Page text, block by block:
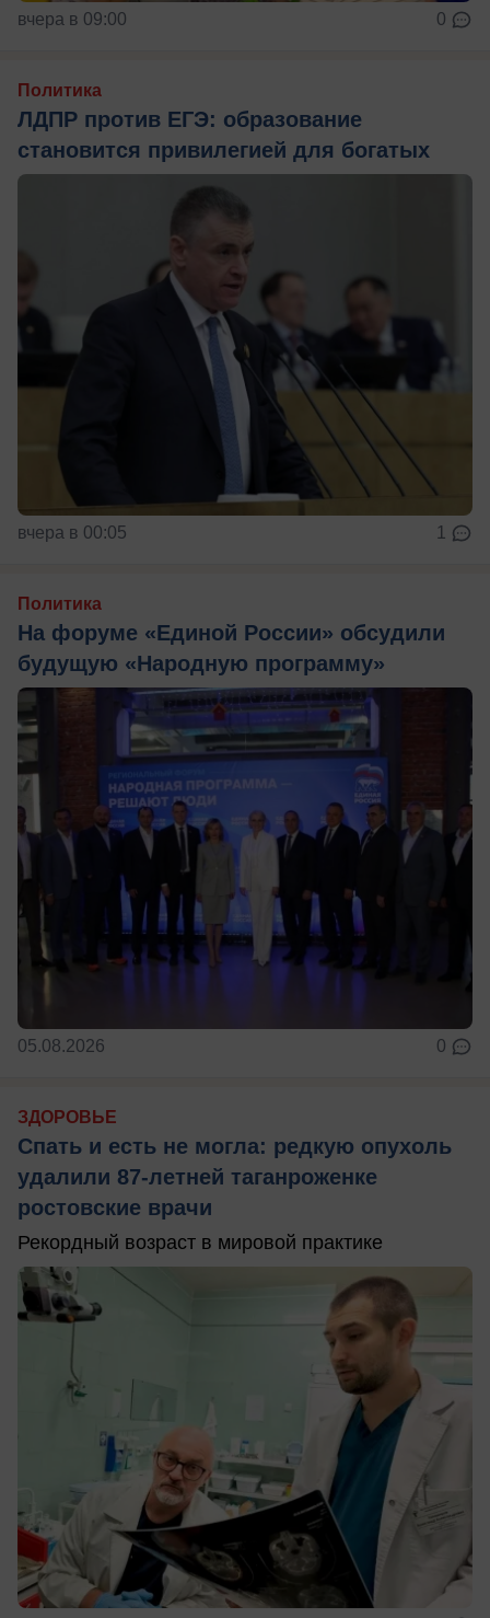
вчера в 09:00 0
Политика
ЛДПР против ЕГЭ: образование
становится привилегией для богатых
вчера в 00:05 1
Политика
На форуме «Единой России» обсудили
будущую «Народную программу»
05.08.2026 0
ЗДОРОВЬЕ
Спать и есть не могла: редкую опухоль
удалили 87-летней таганроженке
ростовские врачи
Рекордный возраст в мировой практике